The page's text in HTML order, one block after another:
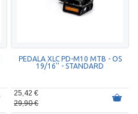
PEDALA XLC PD-M10 MTB - OS
19/16'' - STANDARD
25,42 €
29,90 €